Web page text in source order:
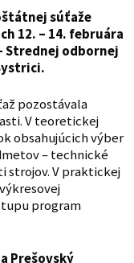
súťaže
12. – 14. februára
Strednej odbornej
pozostávala
V teoretickej
obsahujúcich výber
– technické
strojov. V praktickej
program
Prešovský